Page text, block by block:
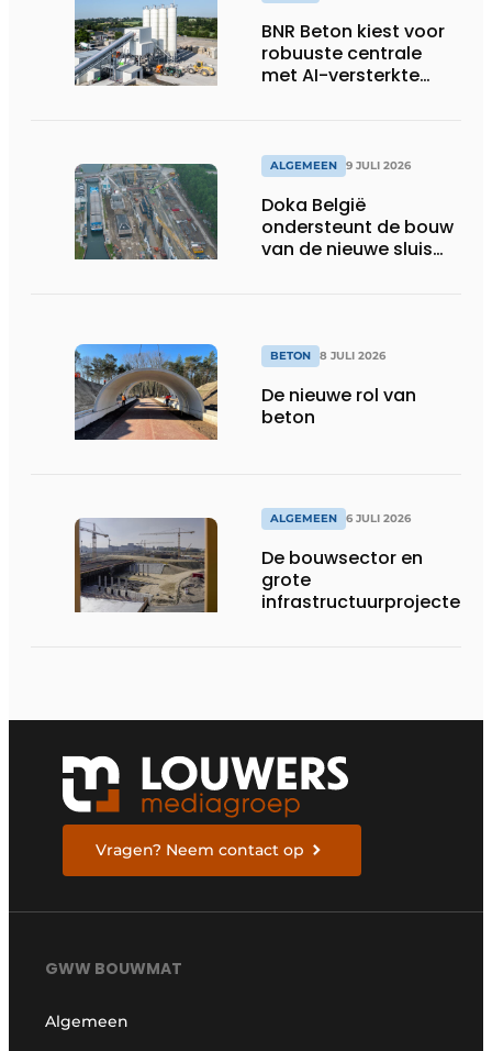
BNR Beton kiest voor
robuuste centrale
met AI-versterkte
ALGEMEEN 9 JULI 2026
Doka België
ondersteunt de bouw
van de nieuwe sluis
BETON 8 JULI 2026
De nieuwe rol van
beton
ALGEMEEN 6 JULI 2026
De bouwsector en
grote
infrastructuurprojecten
Vragen? Neem contact op
GWW BOUWMAT
Algemeen